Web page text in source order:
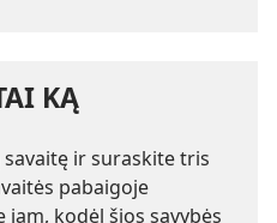
KĄ
ir suraskite tris
pabaigoje
kodėl šios savybės